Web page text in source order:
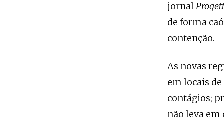
jornal
de forma
contenção.
As novas
em locais
contágios;
não leva em